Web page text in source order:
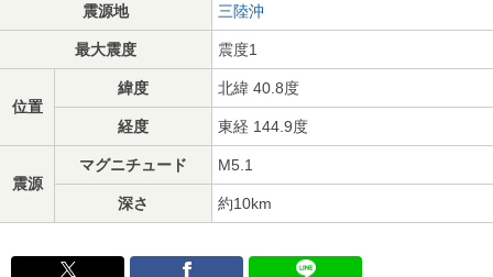
震源地 三陸沖
最大震度 震度1
位置
緯度 北緯 40.8度
経度 東経 144.9度
震源
マグニチュード M5.1
深さ 約10km